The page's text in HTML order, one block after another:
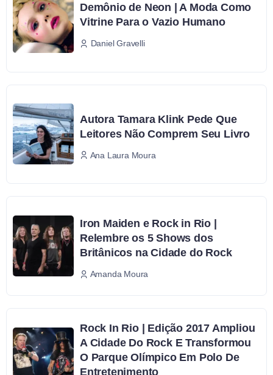
Demônio de Neon | A Moda Como
Vitrine Para o Vazio Humano
Daniel Gravelli
Autora Tamara Klink Pede Que
Leitores Não Comprem Seu Livro
Ana Laura Moura
Iron Maiden e Rock in Rio |
Relembre os 5 Shows dos
Britânicos na Cidade do Rock
Amanda Moura
Rock In Rio | Edição 2017 Ampliou
A Cidade Do Rock E Transformou
O Parque Olímpico Em Polo De
Entretenimento